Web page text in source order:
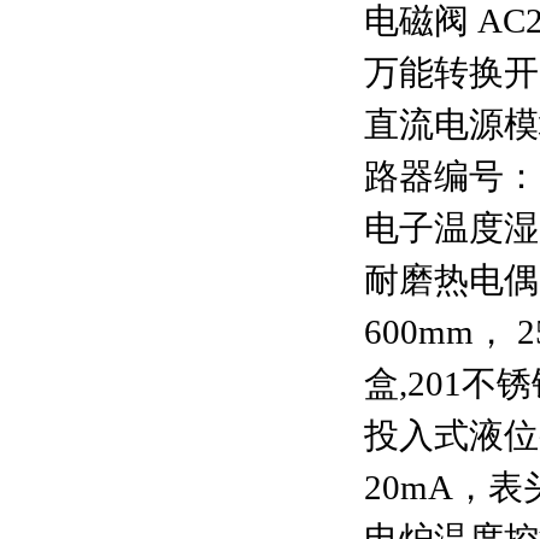
电磁阀
万能转换
直流电源
路器编号
电子温度
耐磨热电
600mm，
盒,201不
投入式液
20mA，表